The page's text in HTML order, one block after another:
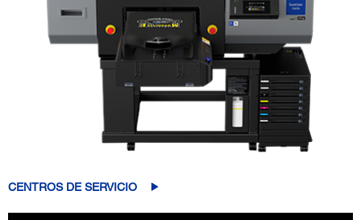
CENTROS DE SERVICIO